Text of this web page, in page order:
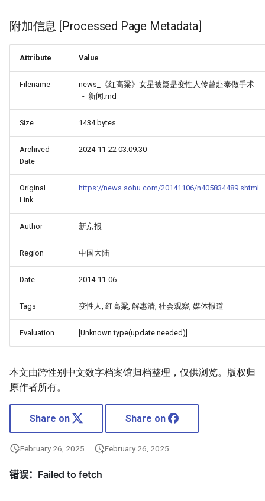
附加信息 [Processed Page Metadata]
Attribute Value
Filename
news_《红高粱》女星被疑是变性人传曾赴泰做手术
_-_新闻.md
Size 1434 bytes
Archived
Date
2024-11-22 03:09:30
Original
Link
https://news.sohu.com/20141106/n405834489.shtml
Author 新京报
Region 中国大陆
Date 2014-11-06
Tags 变性人, 红高粱, 解惠清, 社会观察, 媒体报道
Evaluation [Unknown type(update needed)]
本文由跨性别中文数字档案馆归档整理，仅供浏览。版权归
原作者所有。
Share on Share on
February 26, 2025 February 26, 2025